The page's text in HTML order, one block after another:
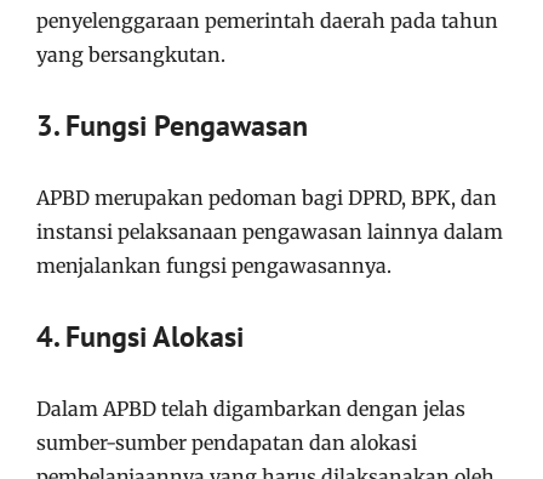
penyelenggaraan pemerintah daerah pada tahun
yang bersangkutan.
3. Fungsi Pengawasan
APBD merupakan pedoman bagi DPRD, BPK, dan
instansi pelaksanaan pengawasan lainnya dalam
menjalankan fungsi pengawasannya.
4. Fungsi Alokasi
Dalam APBD telah digambarkan dengan jelas
sumber-sumber pendapatan dan alokasi